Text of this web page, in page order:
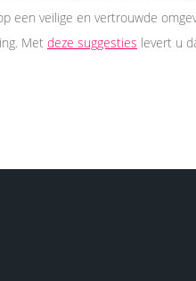
een veilige en vertrouwde
Met deze suggesties levert u